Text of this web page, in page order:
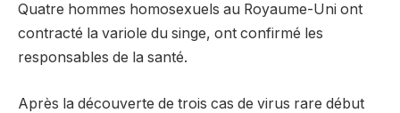
Quatre hommes homosexuels au Royaume-Uni ont
contracté la variole du singe, ont confirmé les
responsables de la santé.
Après la découverte de trois cas de virus rare début